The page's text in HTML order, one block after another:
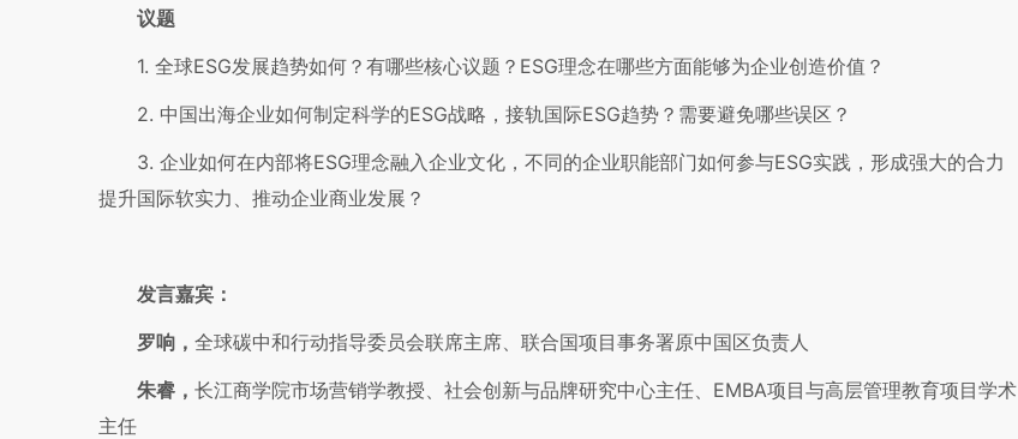
议题
1. 全球ESG发展趋势如何？有哪些核心议题？ESG理念在哪些方面能够为企业创造价值？
2. 中国出海企业如何制定科学的ESG战略，接轨国际ESG趋势？需要避免哪些误区？
3. 企业如何在内部将ESG理念融入企业文化，不同的企业职能部门如何参与ESG实践，形成强大的合力
提升国际软实力、推动企业商业发展？
发言嘉宾：
罗响， 全球碳中和行动指导委员会联席主席、联合国项目事务署原中国区负责人
朱睿， 长江商学院市场营销学教授、社会创新与品牌研究中心主任、EMBA项目与高层管理教育项目学术
主任